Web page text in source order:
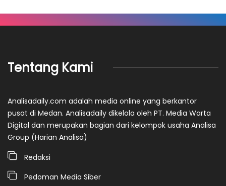
Tentang Kami
Analisadaily.com adalah media online yang berkantor
pusat di Medan. Analisadaily dikelola oleh PT. Media Warta
Digital dan merupakan bagian dari kelompok usaha Analisa
Group (Harian Analisa)
Redaksi
Pedoman Media Siber